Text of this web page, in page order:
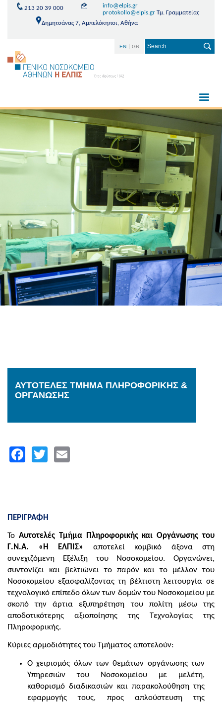
213 20 39 000
info@elpis.gr
protokollo@elpis.grΤμ. Γραμματείας
Δημητσάνας 7, Αμπελόκηποι, Αθήνα
EN GR
ΑΥΤΟΤΕΛΕΣ ΤΜΗΜΑ ΠΛΗΡΟΦΟΡΙΚΗΣ &
ΟΡΓΑΝΩΣΗΣ
Facebook
Twitter
ΠΕΡΙΓΡΑΦΗ
Το Αυτοτελές Τμήμα Πληροφορικής και Οργάνωσης του
Γ.Ν.Α. «Η ΕΛΠΙΣ» αποτελεί κομβικό άξονα στη
συνεχιζόμενη Εξέλιξη του Νοσοκομείου. Οργανώνει,
συντονίζει και βελτιώνει το παρόν και το μέλλον του
Νοσοκομείου εξασφαλίζοντας τη βέλτιστη λειτουργία σε
τεχνολογικό επίπεδο όλων των δομών του Νοσοκομείου με
σκοπό την άρτια εξυπηρέτηση του πολίτη μέσω της
αποδοτικότερης αξιοποίησης της Τεχνολογίας της
Πληροφορικής.
Κύριες αρμοδιότητες του Τμήματος αποτελούν:
Ο χειρισμός όλων των θεμάτων οργάνωσης των
Υπηρεσιών του Νοσοκομείου με μελέτη,
καθορισμό διαδικασιών και παρακολούθηση της
εφαρμογής τους, προς απλούστευση της